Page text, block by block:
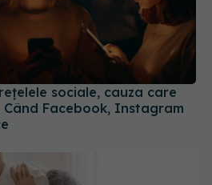
sociale, cauza care
Facebook, Instagram